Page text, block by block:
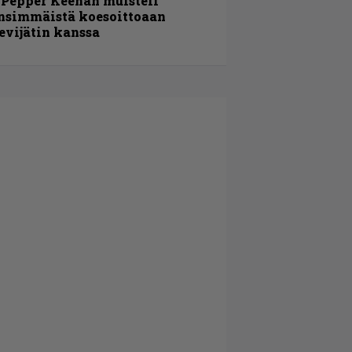
koesoittoaan
kanssa